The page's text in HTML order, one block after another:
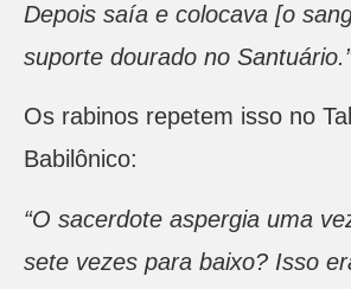
Depois saía e colocava [o
suporte dourado no
Os rabinos repetem isso no
Babilônico:
“O sacerdote aspergia uma
sete vezes para baixo? Isso